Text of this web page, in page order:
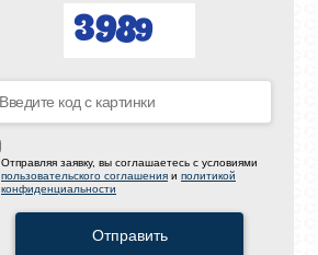
Отправляя заявку, вы соглашаетесь с условиями
пользовательского соглашения и политикой
конфиденциальности
Отправить